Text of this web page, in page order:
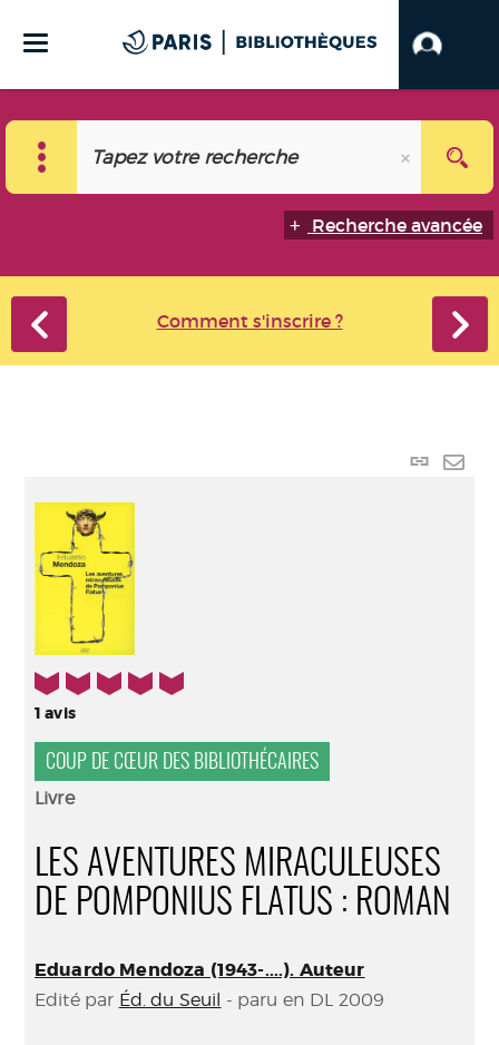
Recherche avancée
Comment s'inscrire ?
Lien
5/5
1avis
COUP DE CŒUR DES BIBLIOTHÉCAIRES
Livre
LES AVENTURES MIRACULEUSES
DE POMPONIUS FLATUS : ROMAN
Eduardo Mendoza (1943-....). Auteur
Edité par Éd. du Seuil - paru en DL 2009